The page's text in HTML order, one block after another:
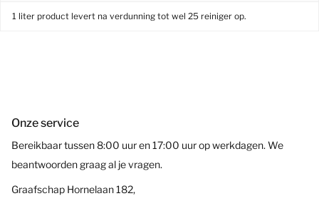
1 liter product levert na verdunning tot wel 25 reiniger op.
Onze service
Bereikbaar tussen 8:00 uur en 17:00 uur op werkdagen. We
beantwoorden graag al je vragen.
Graafschap Hornelaan 182,